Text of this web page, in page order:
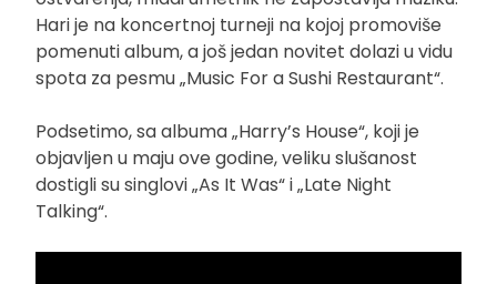
Hari je na koncertnoj turneji na kojoj promoviše
pomenuti album, a još jedan novitet dolazi u vidu
spota za pesmu „Music For a Sushi Restaurant“.
Podsetimo, sa albuma „Harry’s House“, koji je
objavljen u maju ove godine, veliku slušanost
dostigli su singlovi „As It Was“ i „Late Night
Talking“.